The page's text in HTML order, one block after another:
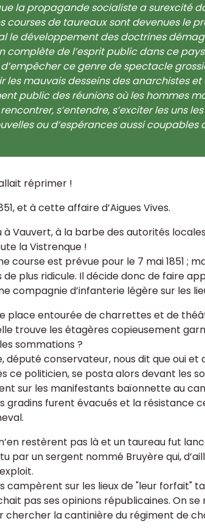
la propagande socialiste a surexcité
courses de taureaux sont devenues le
le développement des doctrines
complète de l’esprit public dans ce
d’empêcher ce genre de spectacle
les mauvais desseins des anarchistes et
public des réunions où les hommes
s’entendre, s’exciter les uns
ou d’espérances aussi coupables
réprimer !
et à cette affaire d’Aigues Vives.
à Vauvert, à la barbe des autorités
la Vistrenque !
course est prévue pour le 7 mai 1851 ;
de plus ridicule. Il décide donc de faire
compagnie d’infanterie légère sur les
place entourée de charrettes et de
trouve les étagères copieusement
sommations ?
député conservateur, nous dit que oui et
ce politicien, se posta alors devant les
sur les manifestants baïonnette au
gradins furent évacués et la résistance
restèrent pas là et un taureau fut
par un sergent nommé Bruyère qui,
campèrent sur les lieux de "leur forfait"
pas ses opinions républicaines. On
chercher la cantinière du régiment de